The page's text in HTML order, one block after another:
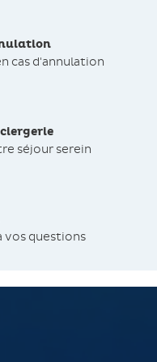
cas d'annulation
séjour serein
vos questions